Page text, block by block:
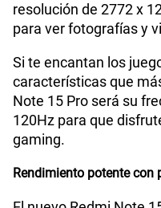
Dimensión
VoLTE
VoWiFi
Compatibilidad con
resolución de 2772 x
para ver fotografías y
Si te encantan los
características que
Note 15 Pro será su
120Hz para que
gaming.
Rendimiento potente con